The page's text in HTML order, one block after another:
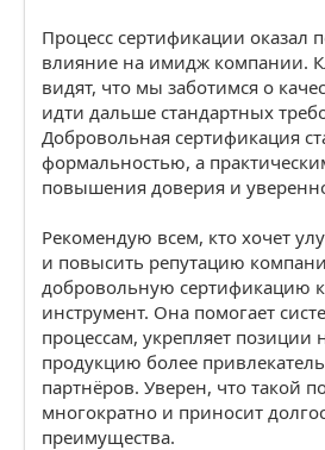
Процесс сертификации оказал
влияние на имидж компании.
видят, что мы заботимся о
идти дальше стандартных
Добровольная сертификация
формальностью, а
повышения доверия и
Рекомендую всем, кто хочет
и повысить репутацию
добровольную сертификацию
инструмент. Она помогает
процессам, укрепляет позиции
продукцию более
партнёров. Уверен, что такой
многократно и приносит
преимущества.